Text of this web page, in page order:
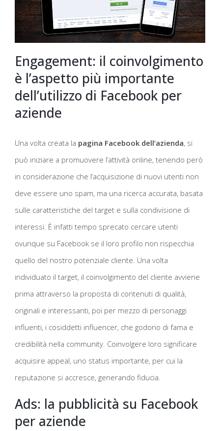
Engagement: il coinvolgimento
è l’aspetto più importante
dell’utilizzo di Facebook per
aziende
Una volta creata la pagina Facebook dell’azienda, si
può iniziare a promuovere l’attività online, tenendo però
in considerazione che l’acquisizione di nuovi utenti non
deve essere uno spam, ma una ricerca accurata, basata
sulle caratteristiche del target e sulla condivisione di
interessi. È infatti tempo sprecato cercare utenti
ovunque su Facebook se il loro profilo non rispecchia
quello del nostro potenziale cliente. Una volta
individuato il target, il coinvolgimento del cliente avviene
prima attraverso la proposta di contenuti di qualità,
originali e interessanti, poi per mezzo di personaggi
influenti, i cosiddetti influencer, che godono di fama e
credibilità nella community. Coinvolgere loro significare
acquisire appeal, uno status importante, per cui la
reputazione si accresce, generando fiducia.
Ads: la pubblicità su Facebook
per aziende